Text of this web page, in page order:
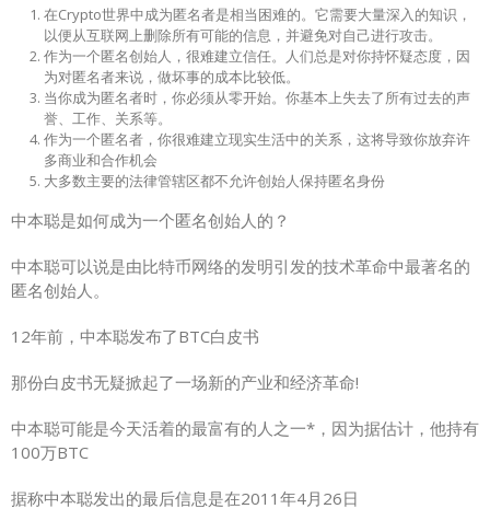
在Crypto世界中成为匿名者是相当困难的。它需要大量深入的知识，
以便从互联网上删除所有可能的信息，并避免对自己进行攻击。
作为一个匿名创始人，很难建立信任。人们总是对你持怀疑态度，因
为对匿名者来说，做坏事的成本比较低。
当你成为匿名者时，你必须从零开始。你基本上失去了所有过去的声
誉、工作、关系等。
作为一个匿名者，你很难建立现实生活中的关系，这将导致你放弃许
多商业和合作机会
大多数主要的法律管辖区都不允许创始人保持匿名身份
中本聪是如何成为一个匿名创始人的？
中本聪可以说是由比特币网络的发明引发的技术革命中最著名的
匿名创始人。
12年前，中本聪发布了BTC白皮书
那份白皮书无疑掀起了一场新的产业和经济革命!
中本聪可能是今天活着的最富有的人之一*，因为据估计，他持有
100万BTC
据称中本聪发出的最后信息是在2011年4月26日